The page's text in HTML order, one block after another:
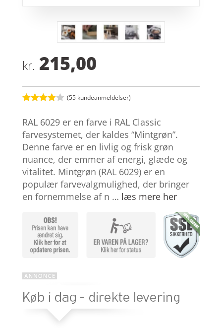
kr. 215,00
ud af 5
baseret
på
kundebed
ømmelse
r
(55 kundeanmeldelser)
RAL 6029 er en farve i RAL Classic
farvesystemet, der kaldes “Mintgrøn”.
Denne farve er en livlig og frisk grøn
nuance, der emmer af energi, glæde og
vitalitet. Mintgrøn (RAL 6029) er en
populær farvevalgmulighed, der bringer
en fornemmelse af n … læs mere her